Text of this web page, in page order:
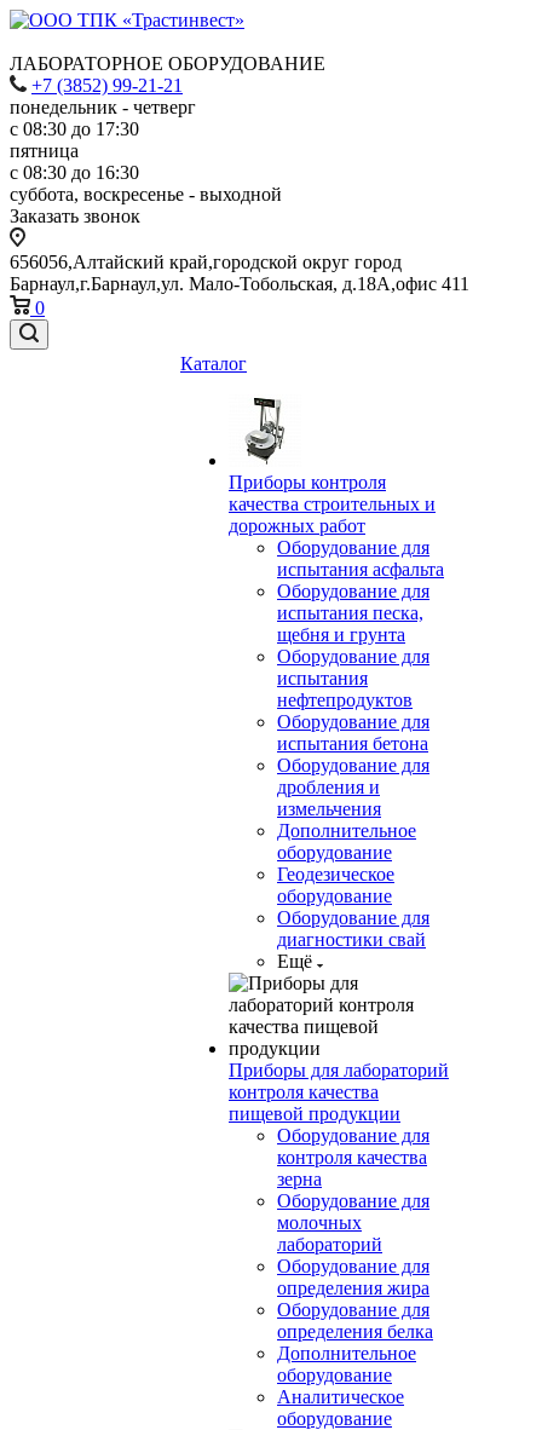
ЛАБОРАТОРНОЕ ОБОРУДОВАНИЕ
+7 (3852) 99-21-21
понедельник - четверг
с 08:30 до 17:30
пятница
с 08:30 до 16:30
суббота, воскресенье - выходной
Заказать звонок
656056,Алтайский край,городской округ город
Барнаул,г.Барнаул,ул. Мало-Тобольская, д.18А,офис 411
0
Каталог
Приборы контроля
качества строительных и
дорожных работ
Оборудование для
испытания асфальта
Оборудование для
испытания песка,
щебня и грунта
Оборудование для
испытания
нефтепродуктов
Оборудование для
испытания бетона
Оборудование для
дробления и
измельчения
Дополнительное
оборудование
Геодезическое
оборудование
Оборудование для
диагностики свай
Ещё
Приборы для лабораторий
контроля качества
пищевой продукции
Оборудование для
контроля качества
зерна
Оборудование для
молочных
лабораторий
Оборудование для
определения жира
Оборудование для
определения белка
Дополнительное
оборудование
Аналитическое
оборудование